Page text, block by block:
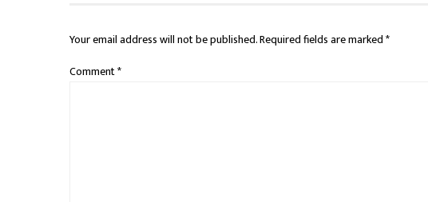
Your email address will not be published.Required fields are marked*
Comment*